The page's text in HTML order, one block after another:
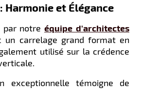
Harmonie et Élégance
par notre équipe d'architectes
un carrelage grand format en
utilisé sur la crédence
exceptionnelle témoigne de